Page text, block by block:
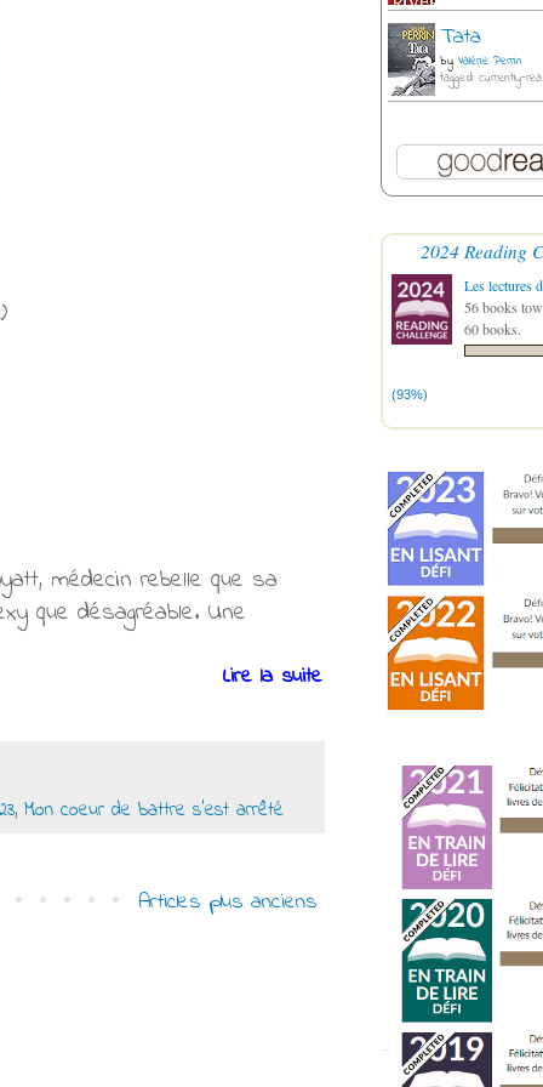
médecin rebelle que sa
que désagréable. Une
Lire la suite
, Mon coeur de battre s'est arrêté
Articles plus anciens
Tata
by Valérie Perrin
tagged: currently-
2024 Reading
Les lectures
56 books
60 books.
(93%)